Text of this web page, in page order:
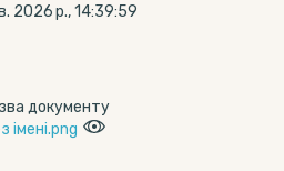
2026 р., 14:39:59
документу
імені.png